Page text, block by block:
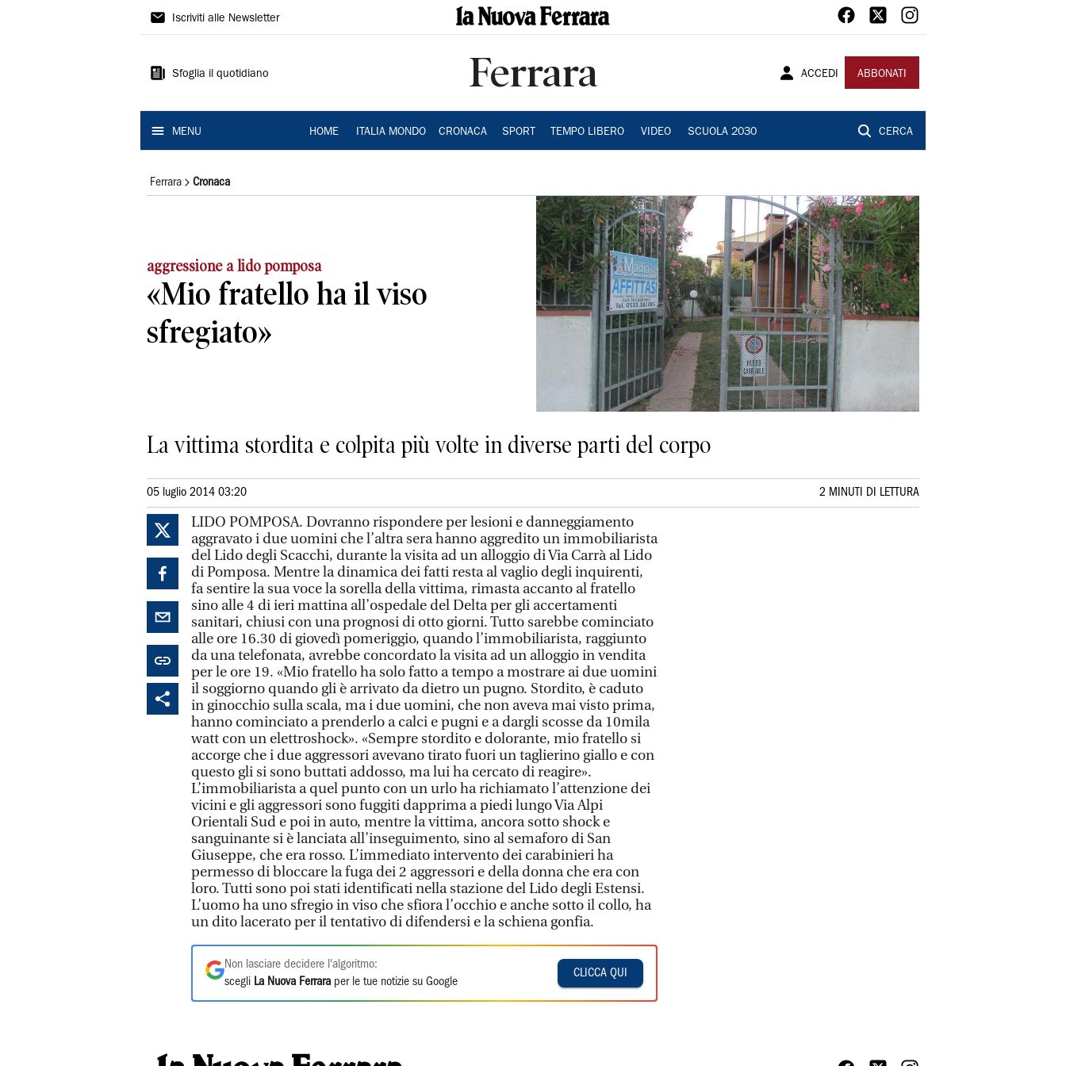
La
Ferrara
Iscriviti alle Newsletter
Sfoglia il quotidiano Ferrara ACCEDI ABBONATI
MENU HOME ITALIA MONDO CRONACA SPORT TEMPO LIBERO VIDEO SCUOLA 2030 CERCA
Ferrara Cronaca
aggressione a lido pomposa
«Mio fratello ha il viso
sfregiato»
La vittima stordita e colpita più volte in diverse parti del corpo
05 luglio 2014 03:20 2 MINUTI DI LETTURA
LIDO POMPOSA. Dovranno rispondere per lesioni e danneggiamento
aggravato i due uomini che l’altra sera hanno aggredito un immobiliarista
del Lido degli Scacchi, durante la visita ad un alloggio di Via Carrà al Lido
di Pomposa. Mentre la dinamica dei fatti resta al vaglio degli inquirenti,
fa sentire la sua voce la sorella della vittima, rimasta accanto al fratello
sino alle 4 di ieri mattina all’ospedale del Delta per gli accertamenti
sanitari, chiusi con una prognosi di otto giorni. Tutto sarebbe cominciato
alle ore 16.30 di giovedì pomeriggio, quando l’immobiliarista, raggiunto
da una telefonata, avrebbe concordato la visita ad un alloggio in vendita
per le ore 19. «Mio fratello ha solo fatto a tempo a mostrare ai due uomini
il soggiorno quando gli è arrivato da dietro un pugno. Stordito, è caduto
in ginocchio sulla scala, ma i due uomini, che non aveva mai visto prima,
hanno cominciato a prenderlo a calci e pugni e a dargli scosse da 10mila
watt con un elettroshock». «Sempre stordito e dolorante, mio fratello si
accorge che i due aggressori avevano tirato fuori un taglierino giallo e con
questo gli si sono buttati addosso, ma lui ha cercato di reagire».
L’immobiliarista a quel punto con un urlo ha richiamato l’attenzione dei
vicini e gli aggressori sono fuggiti dapprima a piedi lungo Via Alpi
Orientali Sud e poi in auto, mentre la vittima, ancora sotto shock e
sanguinante si è lanciata all’inseguimento, sino al semaforo di San
Giuseppe, che era rosso. L’immediato intervento dei carabinieri ha
permesso di bloccare la fuga dei 2 aggressori e della donna che era con
loro. Tutti sono poi stati identificati nella stazione del Lido degli Estensi.
L’uomo ha uno sfregio in viso che sfiora l’occhio e anche sotto il collo, ha
un dito lacerato per il tentativo di difendersi e la schiena gonfia.
Non lasciare decidere l'algoritmo:
scegli La Nuova Ferrara per le tue notizie su Google
CLICCA QUI